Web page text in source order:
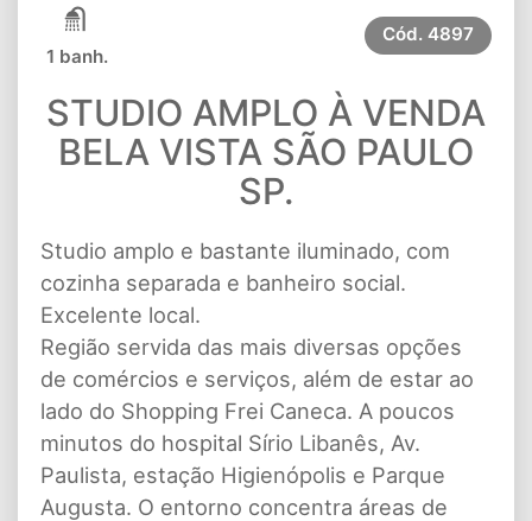
1 banh.
Cód. 4897
STUDIO AMPLO À VENDA
BELA VISTA SÃO PAULO
SP.
Studio amplo e bastante iluminado, com
cozinha separada e banheiro social.
Excelente local.
Região servida das mais diversas opções
de comércios e serviços, além de estar ao
lado do Shopping Frei Caneca. A poucos
minutos do hospital Sírio Libanês, Av.
Paulista, estação Higienópolis e Parque
Augusta. O entorno concentra áreas de